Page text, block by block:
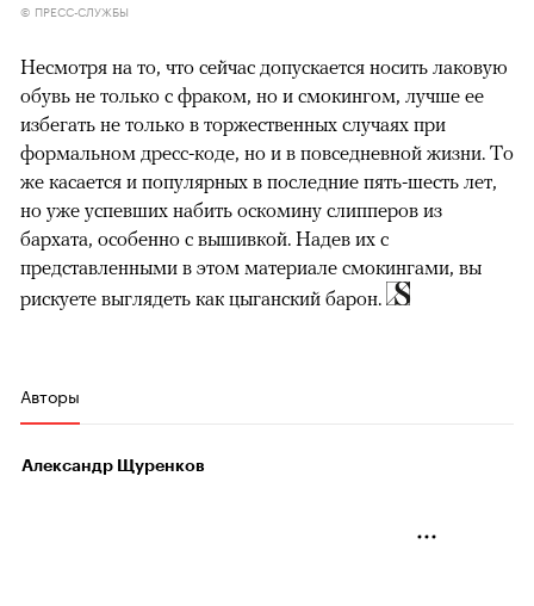
© ПРЕСС-СЛУЖБЫ
Несмотря на то, что сейчас допускается носить лаковую
обувь не только с фраком, но и смокингом, лучше ее
избегать не только в торжественных случаях при
формальном дресс-коде, но и в повседневной жизни. То
же касается и популярных в последние пять-шесть лет,
но уже успевших набить оскомину слипперов из
бархата, особенно с вышивкой. Надев их с
представленными в этом материале смокингами, вы
рискуете выглядеть как цыганский барон.
Авторы
Александр Щуренков